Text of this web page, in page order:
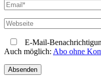
E-Mail-
Auch möglich: Abo ohne